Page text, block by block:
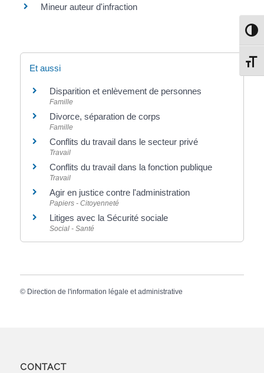
Mineur auteur d'infraction
Et aussi
Disparition et enlèvement de personnes
Famille
Divorce, séparation de corps
Famille
Conflits du travail dans le secteur privé
Travail
Conflits du travail dans la fonction publique
Travail
Agir en justice contre l'administration
Papiers - Citoyenneté
Litiges avec la Sécurité sociale
Social - Santé
© Direction de l'information légale et administrative
CONTACT